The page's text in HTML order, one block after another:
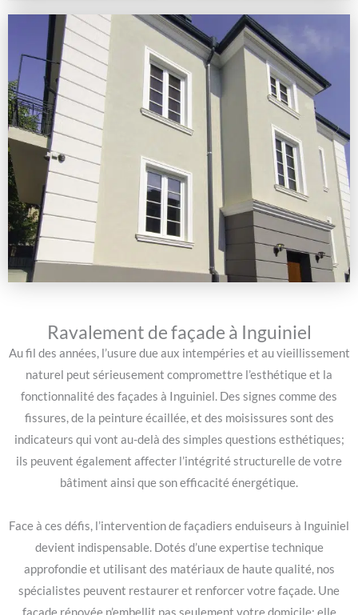
Ravalement de façade à Inguiniel
Au fil des années, l’usure due aux intempéries et au vieillissement
naturel peut sérieusement compromettre l’esthétique et la
fonctionnalité des façades à Inguiniel. Des signes comme des
fissures, de la peinture écaillée, et des moisissures sont des
indicateurs qui vont au-delà des simples questions esthétiques;
ils peuvent également affecter l’intégrité structurelle de votre
bâtiment ainsi que son efficacité énergétique.
Face à ces défis, l’intervention de façadiers enduiseurs à Inguiniel
devient indispensable. Dotés d’une expertise technique
approfondie et utilisant des matériaux de haute qualité, nos
spécialistes peuvent restaurer et renforcer votre façade. Une
façade rénovée n’embellit pas seulement votre domicile; elle